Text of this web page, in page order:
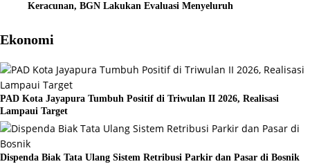
Keracunan, BGN Lakukan Evaluasi Menyeluruh
Ekonomi
PAD Kota Jayapura Tumbuh Positif di Triwulan II 2026, Realisasi
Lampaui Target
Dispenda Biak Tata Ulang Sistem Retribusi Parkir dan Pasar di Bosnik